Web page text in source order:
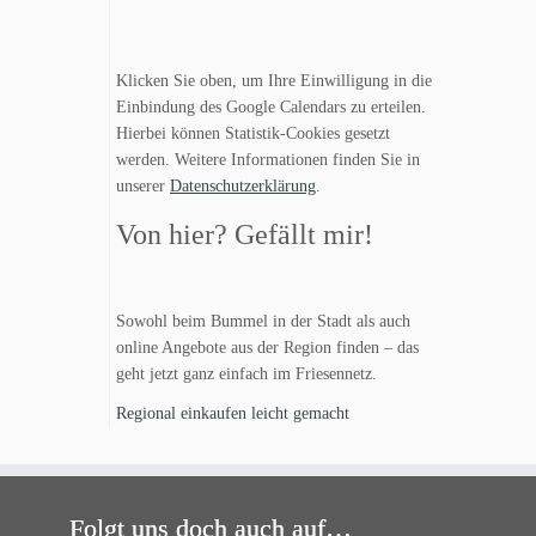
Klicken Sie oben, um Ihre Einwilligung in die
Einbindung des Google Calendars zu erteilen.
Hierbei können Statistik-Cookies gesetzt
werden. Weitere Informationen finden Sie in
unserer Datenschutzerklärung.
Von hier? Gefällt mir!
Sowohl beim Bummel in der Stadt als auch
online Angebote aus der Region finden – das
geht jetzt ganz einfach im Friesennetz.
Regional einkaufen leicht gemacht
Folgt uns doch auch auf…